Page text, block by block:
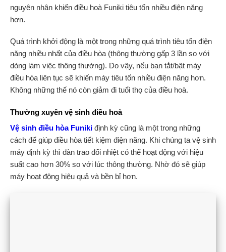
nguyên nhân khiến điều hoà Funiki tiêu tốn nhiều điện năng
hơn.
Quá trình khởi động là một trong những quá trình tiêu tốn điện
năng nhiều nhất của điều hòa (thông thường gấp 3 lần so với
dòng làm việc thông thường). Do vậy, nếu bạn tắt/bật máy
điều hòa liên tục sẽ khiến máy tiêu tốn nhiều điện năng hơn.
Không những thế nó còn giảm đi tuổi thọ của điều hoà.
Thường xuyên vệ sinh điều hoà
Vệ sinh điều hòa Funiki định kỳ cũng là một trong những
cách để giúp điều hòa tiết kiệm điện năng. Khi chúng ta vệ sinh
máy định kỳ thì dàn trao đổi nhiệt có thể hoạt động với hiệu
suất cao hơn 30% so với lúc thông thường. Nhờ đó sẽ giúp
máy hoạt động hiệu quả và bền bỉ hơn.